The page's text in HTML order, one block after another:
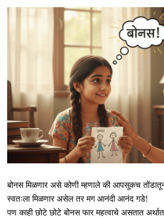
बोनस मिळणार असे कोणी म्हणाले की आपसूकच
स्वतःला मिळणार असेल तर मग आनंदी आनंद गडे!
पण काही छोटे छोटे बोनस फार महत्वाचे असतात